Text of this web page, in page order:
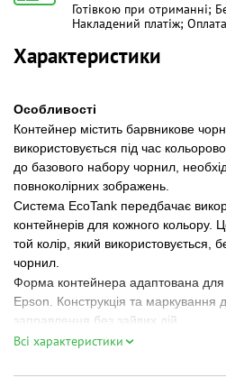
Готівкою при отриманні;
Накладений платіж;
Характеристики
Особливості
Контейнер містить барвникове
використовується під час
до базового набору чорнил,
повноколірних зображень.
Система EcoTank передбачає
контейнерів для кожного кольору.
той колір, який використовується,
чорнил.
Форма контейнера адаптована для
Epson. Конструкція та маркування
заправлення без зайвих дій.
Чорнило використовується у
Всі характеристики